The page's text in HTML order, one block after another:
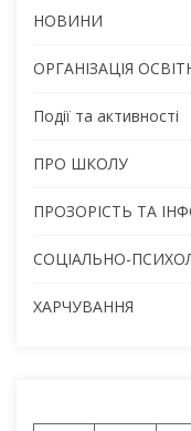
НОВИНИ
ОРГАНІЗАЦІЯ
Події та активності
ПРО ШКОЛУ
ПРОЗОРІСТЬ ТА
СОЦІАЛЬНО-
ХАРЧУВАННЯ